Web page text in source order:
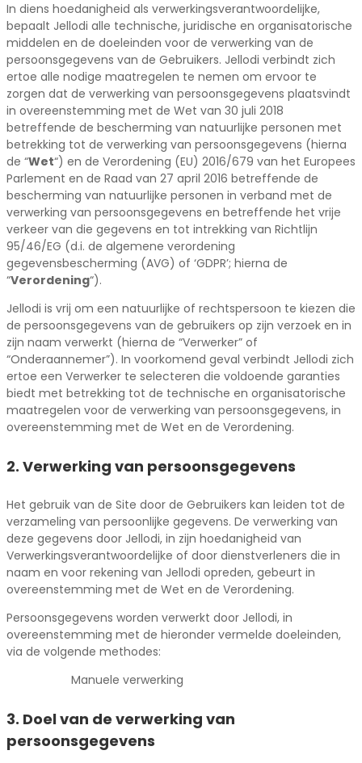
In diens hoedanigheid als verwerkingsverantwoordelijke,
bepaalt Jellodi alle technische, juridische en organisatorische
middelen en de doeleinden voor de verwerking van de
persoonsgegevens van de Gebruikers. Jellodi verbindt zich
ertoe alle nodige maatregelen te nemen om ervoor te
zorgen dat de verwerking van persoonsgegevens plaatsvindt
in overeenstemming met de Wet van 30 juli 2018
betreffende de bescherming van natuurlijke personen met
betrekking tot de verwerking van persoonsgegevens (hierna
de “Wet“) en de Verordening (EU) 2016/679 van het Europees
Parlement en de Raad van 27 april 2016 betreffende de
bescherming van natuurlijke personen in verband met de
verwerking van persoonsgegevens en betreffende het vrije
verkeer van die gegevens en tot intrekking van Richtlijn
95/46/EG (d.i. de algemene verordening
gegevensbescherming (AVG) of ‘GDPR’; hierna de
“Verordening“).
Jellodi is vrij om een natuurlijke of rechtspersoon te kiezen die
de persoonsgegevens van de gebruikers op zijn verzoek en in
zijn naam verwerkt (hierna de “Verwerker” of
“Onderaannemer”). In voorkomend geval verbindt Jellodi zich
ertoe een Verwerker te selecteren die voldoende garanties
biedt met betrekking tot de technische en organisatorische
maatregelen voor de verwerking van persoonsgegevens, in
overeenstemming met de Wet en de Verordening.
2. Verwerking van persoonsgegevens
Het gebruik van de Site door de Gebruikers kan leiden tot de
verzameling van persoonlijke gegevens. De verwerking van
deze gegevens door Jellodi, in zijn hoedanigheid van
Verwerkingsverantwoordelijke of door dienstverleners die in
naam en voor rekening van Jellodi opreden, gebeurt in
overeenstemming met de Wet en de Verordening.
Persoonsgegevens worden verwerkt door Jellodi, in
overeenstemming met de hieronder vermelde doeleinden,
via de volgende methodes:
Manuele verwerking
3. Doel van de verwerking van
persoonsgegevens